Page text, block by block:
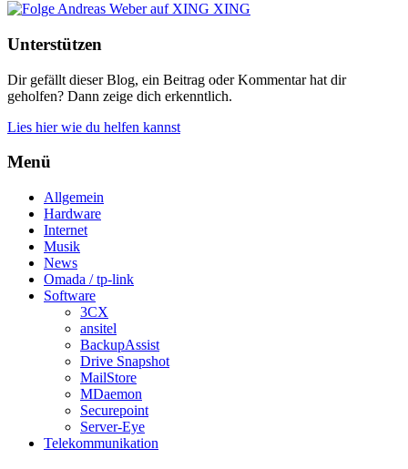
XING
Unterstützen
Dir gefällt dieser Blog, ein Beitrag oder Kommentar hat dir
geholfen? Dann zeige dich erkenntlich.
Lies hier wie du helfen kannst
Menü
Allgemein
Hardware
Internet
Musik
News
Omada / tp-link
Software
3CX
ansitel
BackupAssist
Drive Snapshot
MailStore
MDaemon
Securepoint
Server-Eye
Telekommunikation